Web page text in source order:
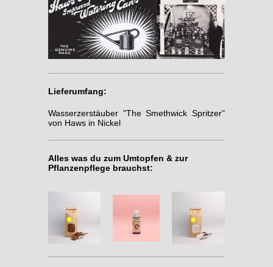
Lieferumfang:
Wasserzerstäuber "The Smethwick Spritzer"
von Haws in Nickel
Alles was du zum Umtopfen & zur
Pflanzenpflege brauchst: